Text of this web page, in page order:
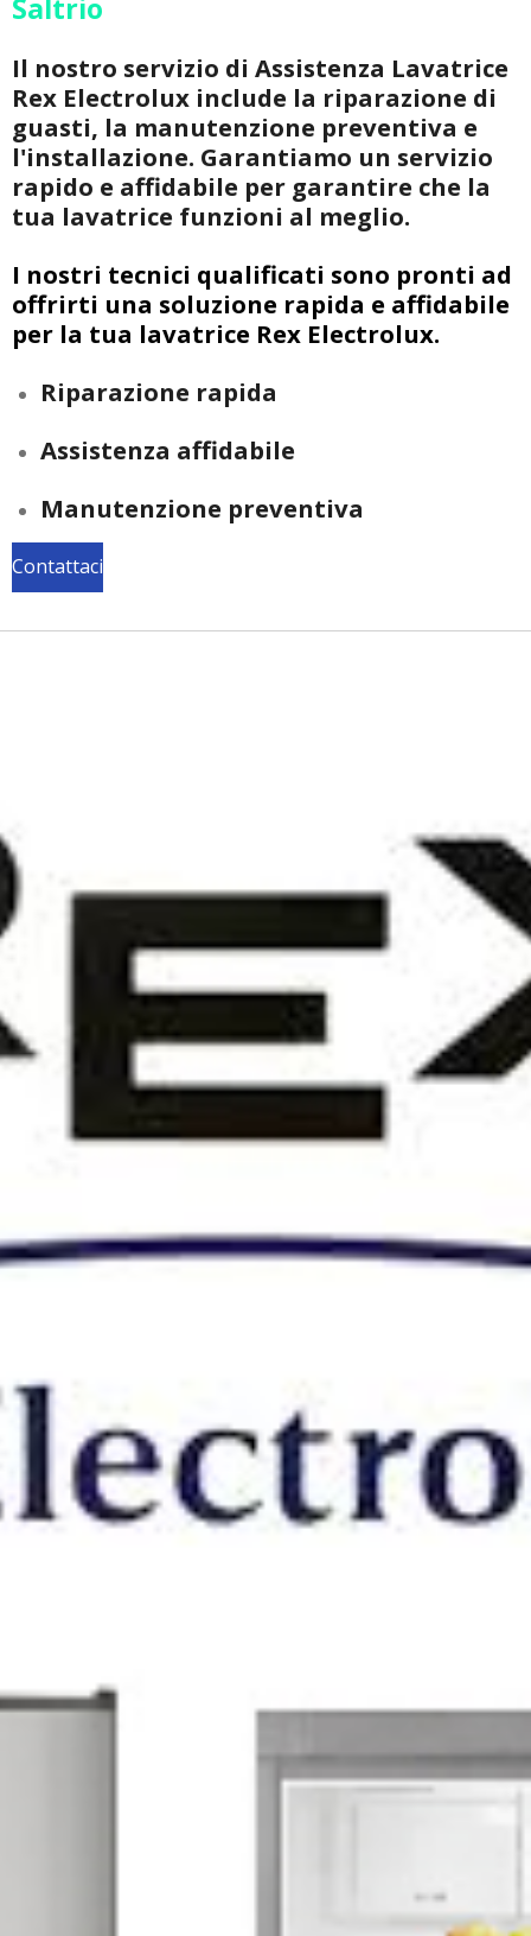
Saltrio
Il nostro servizio di Assistenza Lavatrice
Rex Electrolux include la riparazione di
guasti, la manutenzione preventiva e
l'installazione. Garantiamo un servizio
rapido e affidabile per garantire che la
tua lavatrice funzioni al meglio.
I nostri tecnici qualificati sono pronti ad
offrirti una soluzione rapida e affidabile
per la tua lavatrice Rex Electrolux.
Riparazione rapida
Assistenza affidabile
Manutenzione preventiva
Contattaci